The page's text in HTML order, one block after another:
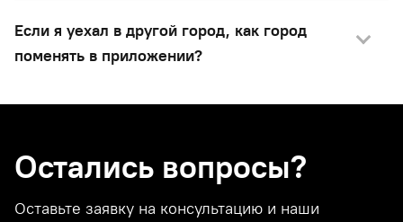
Если я уехал в другой город, как город
поменять в приложении?
Остались вопросы?
Оставьте заявку на консультацию и наши